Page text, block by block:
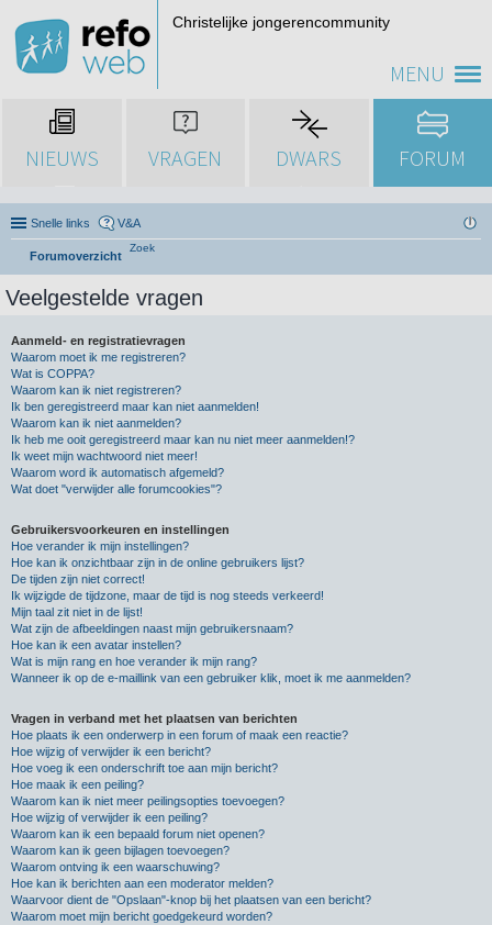
MENU
Christelijke jongerencommunity
NIEUWS VRAGEN DWARS FORUM
Snelle links V&A
Forumoverzicht
Zoek
Veelgestelde vragen
Aanmeld- en registratievragen
Waarom moet ik me registreren?
Wat is COPPA?
Waarom kan ik niet registreren?
Ik ben geregistreerd maar kan niet aanmelden!
Waarom kan ik niet aanmelden?
Ik heb me ooit geregistreerd maar kan nu niet meer aanmelden!?
Ik weet mijn wachtwoord niet meer!
Waarom word ik automatisch afgemeld?
Wat doet "verwijder alle forumcookies"?
Gebruikersvoorkeuren en instellingen
Hoe verander ik mijn instellingen?
Hoe kan ik onzichtbaar zijn in de online gebruikers lijst?
De tijden zijn niet correct!
Ik wijzigde de tijdzone, maar de tijd is nog steeds verkeerd!
Mijn taal zit niet in de lijst!
Wat zijn de afbeeldingen naast mijn gebruikersnaam?
Hoe kan ik een avatar instellen?
Wat is mijn rang en hoe verander ik mijn rang?
Wanneer ik op de e-maillink van een gebruiker klik, moet ik me aanmelden?
Vragen in verband met het plaatsen van berichten
Hoe plaats ik een onderwerp in een forum of maak een reactie?
Hoe wijzig of verwijder ik een bericht?
Hoe voeg ik een onderschrift toe aan mijn bericht?
Hoe maak ik een peiling?
Waarom kan ik niet meer peilingsopties toevoegen?
Hoe wijzig of verwijder ik een peiling?
Waarom kan ik een bepaald forum niet openen?
Waarom kan ik geen bijlagen toevoegen?
Waarom ontving ik een waarschuwing?
Hoe kan ik berichten aan een moderator melden?
Waarvoor dient de "Opslaan"-knop bij het plaatsen van een bericht?
Waarom moet mijn bericht goedgekeurd worden?